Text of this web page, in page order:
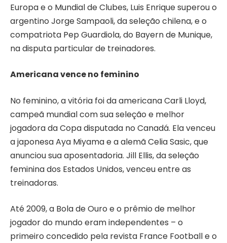
Europa e o Mundial de Clubes, Luis Enrique superou o
argentino Jorge Sampaoli, da seleção chilena, e o
compatriota Pep Guardiola, do Bayern de Munique,
na disputa particular de treinadores.
Americana vence no feminino
No feminino, a vitória foi da americana Carli Lloyd,
campeã mundial com sua seleção e melhor
jogadora da Copa disputada no Canadá. Ela venceu
a japonesa Aya Miyama e a alemã Celia Sasic, que
anunciou sua aposentadoria. Jill Ellis, da seleção
feminina dos Estados Unidos, venceu entre as
treinadoras.
Até 2009, a Bola de Ouro e o prêmio de melhor
jogador do mundo eram independentes – o
primeiro concedido pela revista France Football e o